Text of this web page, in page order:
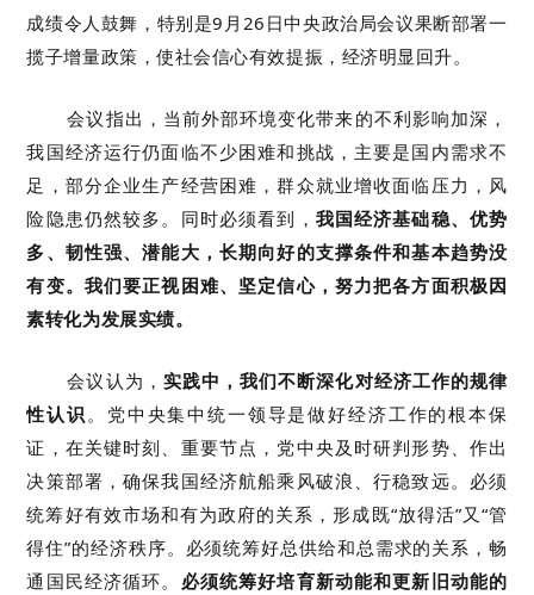
成绩令人鼓舞，特别是9月26日中央政治局会议果断部署一
揽子增量政策，使社会信心有效提振，经济明显回升。
会议指出，当前外部环境变化带来的不利影响加深，
我国经济运行仍面临不少困难和挑战，主要是国内需求不
足，部分企业生产经营困难，群众就业增收面临压力，风
险隐患仍然较多。同时必须看到， 我国经济基础稳、优势
多、韧性强、潜能大，长期向好的支撑条件和基本趋势没
有变。我们要正视困难、坚定信心，努力把各方面积极因
素转化为发展实绩。
会议认为， 实践中，我们不断深化对经济工作的规律
性认识。党中央集中统一领导是做好经济工作的根本保
证，在关键时刻、重要节点，党中央及时研判形势、作出
决策部署，确保我国经济航船乘风破浪、行稳致远。必须
统筹好有效市场和有为政府的关系，形成既“放得活”又“管
得住”的经济秩序。必须统筹好总供给和总需求的关系，畅
通国民经济循环。 必须统筹好培育新动能和更新旧动能的